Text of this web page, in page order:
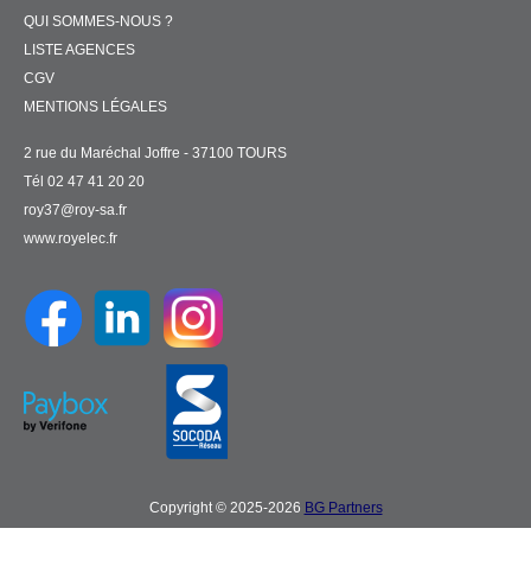
QUI SOMMES-NOUS ?
LISTE AGENCES
CGV
MENTIONS LÉGALES
2 rue du Maréchal Joffre - 37100 TOURS
Tél 02 47 41 20 20
roy37@roy-sa.fr
www.royelec.fr
Copyright © 2025-2026 BG Partners